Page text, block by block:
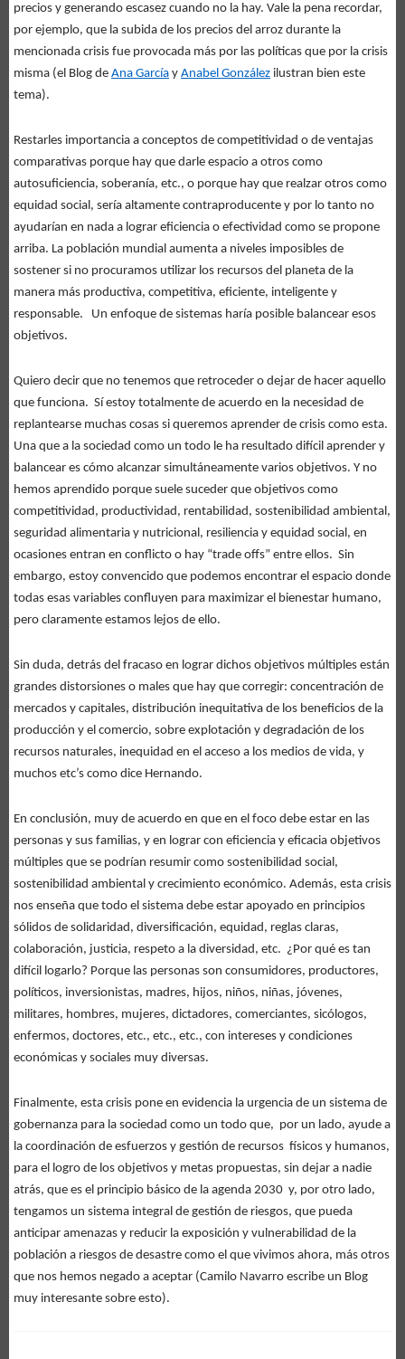
precios y generando escasez cuando no la hay. Vale la pena recordar,
por ejemplo, que la subida de los precios del arroz durante la
mencionada crisis fue provocada más por las políticas que por la crisis
misma (el Blog de Ana García y Anabel González ilustran bien este
tema).
Restarles importancia a conceptos de competitividad o de ventajas
comparativas porque hay que darle espacio a otros como
autosuficiencia, soberanía, etc., o porque hay que realzar otros como
equidad social, sería altamente contraproducente y por lo tanto no
ayudarían en nada a lograr eficiencia o efectividad como se propone
arriba. La población mundial aumenta a niveles imposibles de
sostener si no procuramos utilizar los recursos del planeta de la
manera más productiva, competitiva, eficiente, inteligente y
responsable. Un enfoque de sistemas haría posible balancear esos
objetivos.
Quiero decir que no tenemos que retroceder o dejar de hacer aquello
que funciona. Sí estoy totalmente de acuerdo en la necesidad de
replantearse muchas cosas si queremos aprender de crisis como esta.
Una que a la sociedad como un todo le ha resultado difícil aprender y
balancear es cómo alcanzar simultáneamente varios objetivos. Y no
hemos aprendido porque suele suceder que objetivos como
competitividad, productividad, rentabilidad, sostenibilidad ambiental,
seguridad alimentaria y nutricional, resiliencia y equidad social, en
ocasiones entran en conflicto o hay “trade offs” entre ellos. Sin
embargo, estoy convencido que podemos encontrar el espacio donde
todas esas variables confluyen para maximizar el bienestar humano,
pero claramente estamos lejos de ello.
Sin duda, detrás del fracaso en lograr dichos objetivos múltiples están
grandes distorsiones o males que hay que corregir: concentración de
mercados y capitales, distribución inequitativa de los beneficios de la
producción y el comercio, sobre explotación y degradación de los
recursos naturales, inequidad en el acceso a los medios de vida, y
muchos etc’s como dice Hernando.
En conclusión, muy de acuerdo en que en el foco debe estar en las
personas y sus familias, y en lograr con eficiencia y eficacia objetivos
múltiples que se podrían resumir como sostenibilidad social,
sostenibilidad ambiental y crecimiento económico. Además, esta crisis
nos enseña que todo el sistema debe estar apoyado en principios
sólidos de solidaridad, diversificación, equidad, reglas claras,
colaboración, justicia, respeto a la diversidad, etc. ¿Por qué es tan
difícil logarlo? Porque las personas son consumidores, productores,
políticos, inversionistas, madres, hijos, niños, niñas, jóvenes,
militares, hombres, mujeres, dictadores, comerciantes, sicólogos,
enfermos, doctores, etc., etc., etc., con intereses y condiciones
económicas y sociales muy diversas.
Finalmente, esta crisis pone en evidencia la urgencia de un sistema de
gobernanza para la sociedad como un todo que, por un lado, ayude a
la coordinación de esfuerzos y gestión de recursos físicos y humanos,
para el logro de los objetivos y metas propuestas, sin dejar a nadie
atrás, que es el principio básico de la agenda 2030 y, por otro lado,
tengamos un sistema integral de gestión de riesgos, que pueda
anticipar amenazas y reducir la exposición y vulnerabilidad de la
población a riesgos de desastre como el que vivimos ahora, más otros
que nos hemos negado a aceptar (Camilo Navarro escribe un Blog
muy interesante sobre esto).